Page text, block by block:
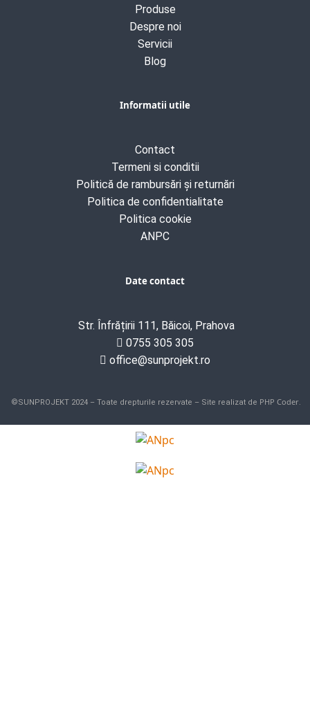
Produse
Despre noi
Servicii
Blog
Informatii utile
Contact
Termeni si conditii
Politică de rambursări și returnări
Politica de confidentialitate
Politica cookie
ANPC
Date contact
Str. Înfrățirii 111, Băicoi, Prahova
0755 305 305
office@sunprojekt.ro
©SUNPROJEKT 2024 – Toate drepturile rezervate – Site realizat de PHP Coder.